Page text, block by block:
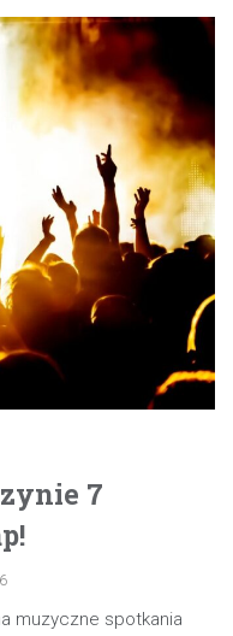
7
muzyczne spotkania